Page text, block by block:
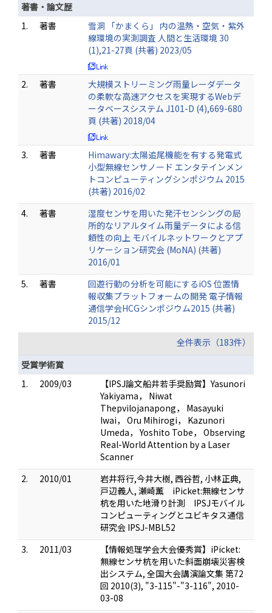
著書・論文歴
1.
著書
雪洞 「かまくら」 内の温熱・空気・紫外
線環境の実測調査 人間と生活環境 30
(1),21-27頁 (共著) 2023/05
2. 著書
大規模ストリーミング雨量レーダデータ
の柔軟な高速アクセスを実現するWebデ
ータベースシステム J101-D (4),669-680
頁 (共著) 2018/04
3. 著書
Himawary:太陽追尾機能を有する発電式
小型無線センサノード エンタテインメン
トコンピューティングシンポジウム 2015
(共著) 2016/02
4.
著書
湿度センサを用いた発汗センシングの局
所的なリアルタイム雨量データによる信
頼性の向上 モバイルネットワークとアプ
リケーション研究会 (MoNA) (共著)
2016/01
5.
著書
回遊行動の分析を可能にするiOS 位置情
報収集プラットフォームの開発 電子情報
通信学会HCGシンポジウム2015 (共著)
2015/12
全件表示（183件）
受賞学術賞
1.
2009/03
【IPSJ論文船井若手奨励賞】Yasunori
Yakiyama， Niwat
Thepvilojanapong， Masayuki
Iwai， Oru Mihirogi， Kazunori
Umeda， Yoshito Tobe， Observing
Real-World Attention by a Laser
Scanner
2.
2010/01
岩井将行,今井大樹, 西谷哲, 小林正典,
戸辺義人, 瀬崎薫 iPicket:無線センサ
杭を用いた地滑り計測 IPSJモバイル
コンピューティングとユビキタス通信
研究会 IPSJ-MBL52
3.
2011/03
【情報処理学会大会優秀賞】iPicket:
無線センサ杭を用いた斜面崩壊災害検
出システム, 全国大会講演論文集 第72
回 2010(3), "3-115"-"3-116", 2010-
03-08